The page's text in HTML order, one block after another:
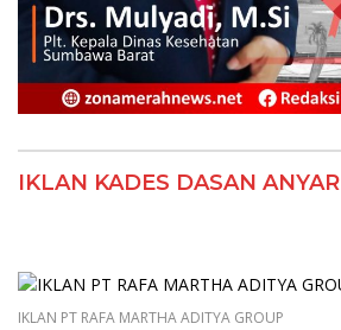
IKLAN KADES DASAN ANYAR
IKLAN PT RAFA MARTHA ADITYA GROUP